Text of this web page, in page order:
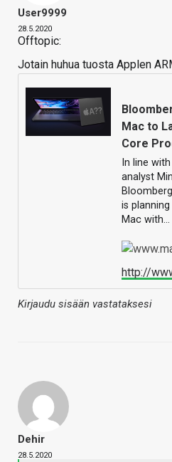
User9999
28.5.2020
Offtopic:
Jotain huhua tuosta Applen
Mac to
Core
In line
analyst
is
Mac with…
http://
Kirjaudu sisään vastataksesi
Dehir
28.5.2020